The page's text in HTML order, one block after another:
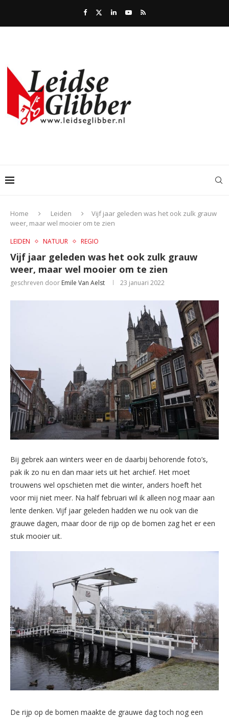
Home Leiden
Vijf jaar geleden was het ook zulk grauw
weer, maar wel mooier om te zien
LEIDEN NATUUR REGIO
Vijf jaar geleden was het ook zulk grauw
weer, maar wel mooier om te zien
geschreven door Emile Van Aelst 23 januari 2022
Bij gebrek aan winters weer en de daarbij behorende foto’s,
pak ik zo nu en dan maar iets uit het archief. Het moet
trouwens wel opschieten met die winter, anders hoeft het
voor mij niet meer. Na half februari wil ik alleen nog maar aan
lente denken. Vijf jaar geleden hadden we nu ook van die
grauwe dagen, maar door de rijp op de bomen zag het er een
stuk mooier uit.
De rijp op de bomen maakte de grauwe dag toch nog een